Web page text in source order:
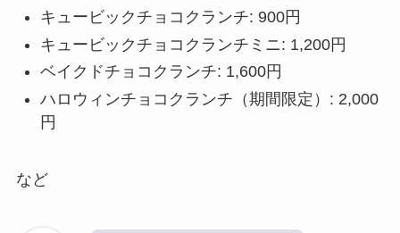
キュービックチョコクランチ: 900円
キュービックチョコクランチミニ: 1,200円
ベイクドチョコクランチ: 1,600円
ハロウィンチョコクランチ（期間限定）: 2,000
円
など